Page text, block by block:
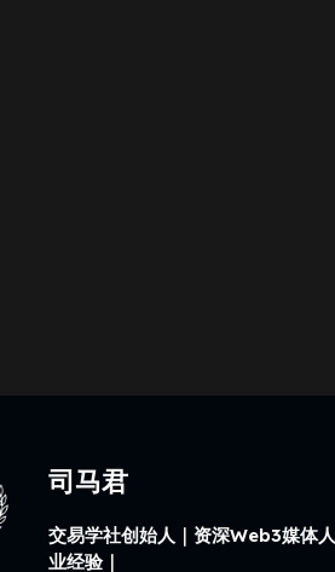
司马君
交易学社创始人｜资深Web3媒体
业经验｜